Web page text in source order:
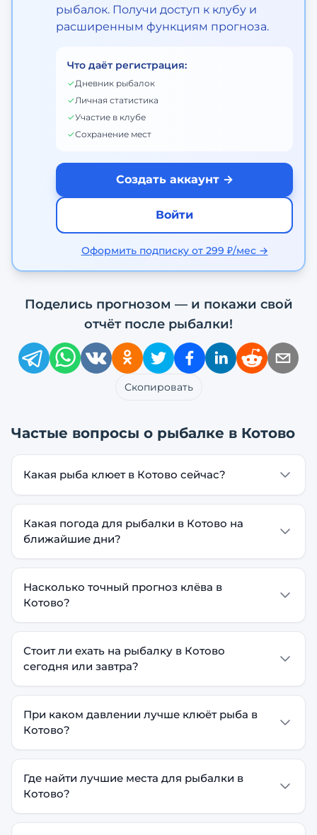
рыбалок. Получи доступ к клубу и
расширенным функциям прогноза.
Что даёт регистрация:
✓Дневник рыбалок
✓Личная статистика
✓Участие в клубе
✓Сохранение мест
Создать аккаунт →
Войти
Оформить подписку от 299 ₽/мес →
Поделись прогнозом — и покажи свой
отчёт после рыбалки!
Скопировать
Частые вопросы о рыбалке в Котово
Какая рыба клюет в Котово сейчас?
Какая погода для рыбалки в Котово на
ближайшие дни?
Насколько точный прогноз клёва в
Котово?
Стоит ли ехать на рыбалку в Котово
сегодня или завтра?
При каком давлении лучше клюёт рыба в
Котово?
Где найти лучшие места для рыбалки в
Котово?